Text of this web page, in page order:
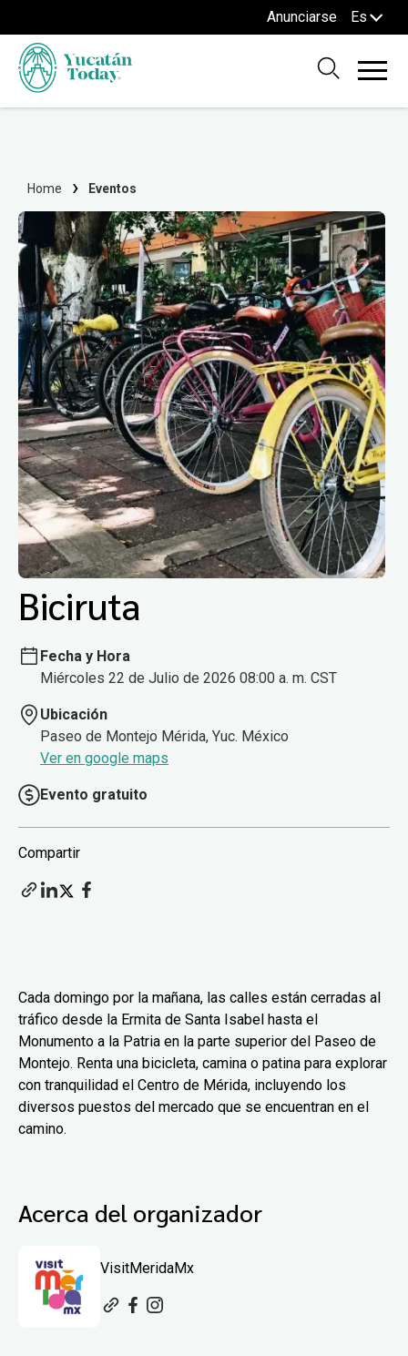
Anunciarse Es
Home Eventos
Biciruta
Fecha y Hora
Miércoles 22 de Julio de 2026 08:00 a. m. CST
Ubicación
Paseo de Montejo Mérida, Yuc. México
Ver en google maps
Evento gratuito
Compartir
Cada domingo por la mañana, las calles están cerradas al
tráfico desde la Ermita de Santa Isabel hasta el
Monumento a la Patria en la parte superior del Paseo de
Montejo. Renta una bicicleta, camina o patina para explorar
con tranquilidad el Centro de Mérida, incluyendo los
diversos puestos del mercado que se encuentran en el
camino.
Acerca del organizador
VisitMeridaMx